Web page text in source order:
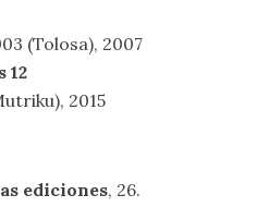
(Tolosa), 2007
12
2015
ediciones, 26.